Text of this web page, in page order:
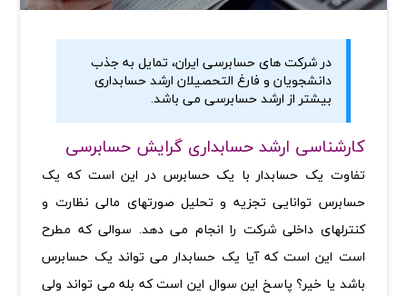
در شرکت های حسابرسی ایران، تمایل به جذب
دانشجویان و فارغ التحصیلان ارشد حسابداری
بیشتر از ارشد حسابرسی می باشد.
کارشناسی ارشد حسابداری گرایش حسابرسی
تفاوت یک حسابدار با یک حسابرس در این است که یک
حسابرس توانایی تجزیه و تحلیل صورتهای مالی نظارت و
کنترلهای داخلی شرکت را انجام می دهد. سوالی که مطرح
است این است که آیا یک حسابدار می تواند یک حسابرس
باشد یا خیر؟ پاسخ این سوال این است که بله می تواند ولی